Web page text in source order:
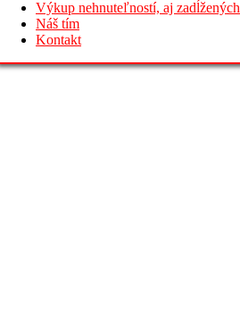
Výkup nehnuteľností, aj zadĺžených
Náš tím
Kontakt